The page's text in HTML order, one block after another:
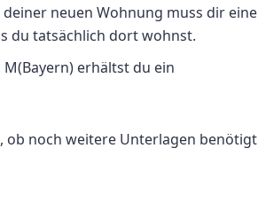
neuen Wohnung muss dir eine
du tatsächlich dort wohnst.
erhältst du ein
ob noch weitere Unterlagen benötigt